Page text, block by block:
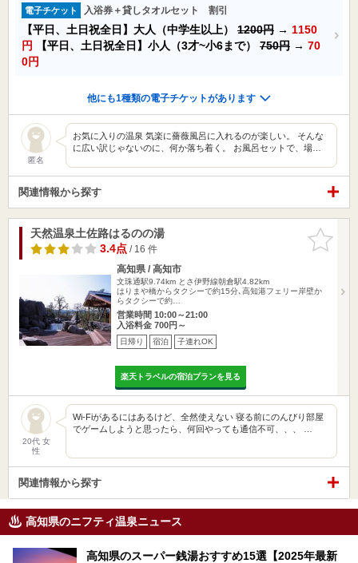
電子チケット 入浴券＋貸しタオルセット 割引
【平日、土日祝全日】大人（中学生以上） 1200円 → 1150
円
【平日、土日祝全日】小人（3才~小6まで） 750円 → 70
0円
他にも1種類の電子チケットがあります
匿名
お気に入りの温泉 気楽に薔薇風呂に入れるのが楽しい。 そんな
に広い訳じゃないのに、何か落ち着く。 お風呂セットで、場…
関連情報から探す
お気に入
りに追加
天然温泉土佐路はるのの湯
3.4点/ 16 件
高知県 / 高知市
文珠通駅9.74km とさ伊野線朝倉駅4.82km
はりまや橋からタクシーで約15分､高知港フェリー岸壁か
らタクシーで約…
営業時間 10:00～21:00
入浴料金 700円～
日帰り 宿泊 子連れOK
楽天トラベルの宿泊プランを見る
20代 女
性
Wi-Fiがあるにはあるけど、全然使えない 寝る前にのんびり部屋
でゲームしようと思ったら、何回やっても通信不可、、、 …
関連情報から探す
高知県のニフティ温泉ニュース
高知県のスーパー銭湯おすすめ15選【2025年最新